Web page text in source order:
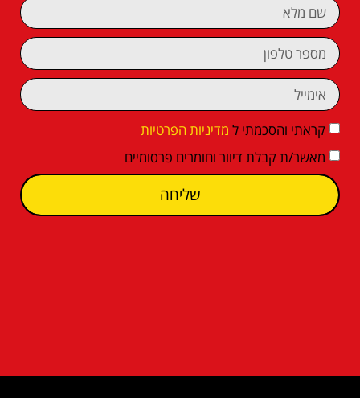
קראתי והסכמתי ל מדיניות הפרטיות
מאשר/ת קבלת דיוור וחומרים פרסומיים
שליחה